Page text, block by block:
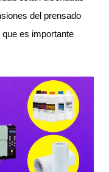
del prensado
es importante